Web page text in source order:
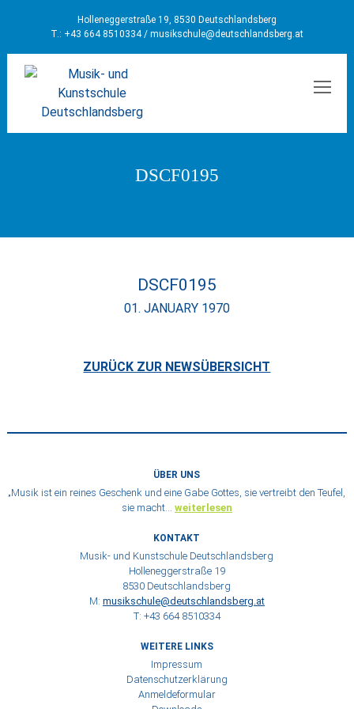
Holleneggerstraße 19, 8530 Deutschlandsberg
T.: +43 664 8510334 / musikschule@deutschlandsberg.at
DSCF0195
DSCF0195
01. JANUARY 1970
ZURÜCK ZUR NEWSÜBERSICHT
ÜBER UNS
„Musik ist ein reines Geschenk und eine Gabe Gottes, sie vertreibt den Teufel,
sie macht… weiterlesen
KONTAKT
Musik- und Kunstschule Deutschlandsberg
Holleneggerstraße 19
8530 Deutschlandsberg
M: musikschule@deutschlandsberg.at
T: +43 664 8510334
WEITERE LINKS
Impressum
Datenschutzerklärung
Anmeldeformular